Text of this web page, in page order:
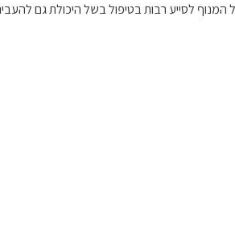
לסייע רבות בטיפול בשל היכולת גם להעביר